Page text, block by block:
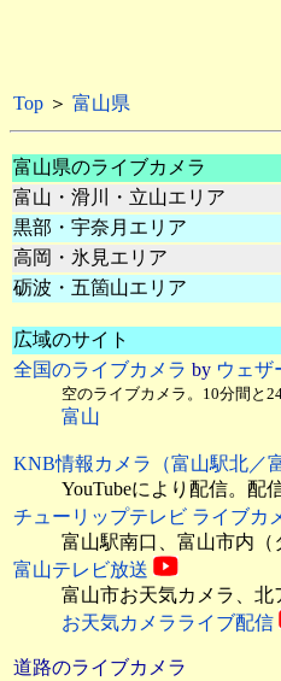
Top ＞ 富山県
富山県のライブカメラ
富山・滑川・立山エリア
黒部・宇奈月エリア
高岡・氷見エリア
砺波・五箇山エリア
広域のサイト
全国のライブカメラ by ウェザ
空のライブカメラ。10分間と
富山
KNB情報カメラ（富山駅北／
YouTubeにより配信。配
チューリップテレビ ライブカ
富山駅南口、富山市内（
富山テレビ放送
富山市お天気カメラ、北
お天気カメラライブ配信
道路のライブカメラ